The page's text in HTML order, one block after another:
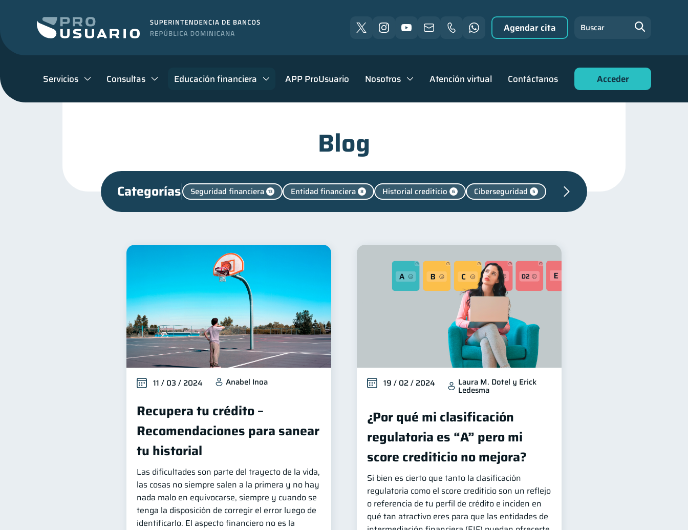
Servicios Consultas Educación financiera APP ProUsuario Nosotros Atención virtual Contáctanos Acceder
Agendar cita Buscar
Blog
Categorías Seguridad financiera 13 Entidad financiera 8 Historial crediticio 6 Ciberseguridad 5
10 Deudas
Derechos & Deberes Vacaciones
Cuenta Abandonada Inversiones Finanzas Personales Finanzas en Pareja
Educación Financiera 1 Fraudes Mipymes 1 inversiones
Salud mental ahorro 1 Retiro 1 Doble sueldo información financiera
11 / 03 / 2024 Anabel Inoa
Recupera tu crédito –
Recomendaciones para sanear
tu historial
Las dificultades son parte del trayecto de la vida,
las cosas no siempre salen a la primera y no hay
nada malo en equivocarse, siempre y cuando se
tenga la disposición de corregir el error luego de
identificarlo. El aspecto financiero no es la
19 / 02 / 2024 Laura M. Dotel y Erick
Ledesma
¿Por qué mi clasificación
regulatoria es “A” pero mi
score crediticio no mejora?
Si bien es cierto que tanto la clasificación
regulatoria como el score crediticio son un reflejo
o referencia de tu perfil de crédito e inciden en
qué tan atractivo eres para que las entidades de